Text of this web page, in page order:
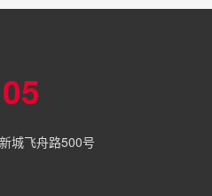
城飞舟路500号